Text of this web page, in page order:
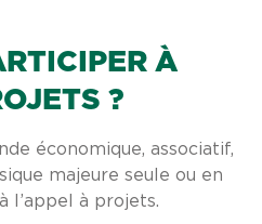
À
?
économique, associatif,
majeure seule ou en
l’appel à projets.